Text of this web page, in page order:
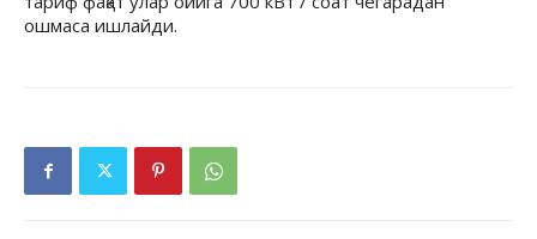
ошмаса ишлайди.